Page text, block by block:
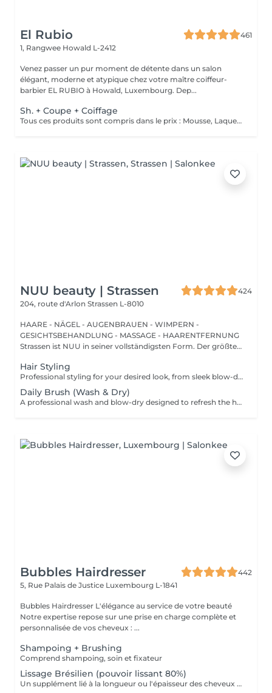
El Rubio
461
1, Rangwee Howald L-2412
Venez passer un pur moment de détente dans un salon
élégant, moderne et atypique chez votre maître coiffeur-
barbier EL RUBIO à Howald, Luxembourg. Dep...
Sh. + Coupe + Coiffage
Tous ces produits sont compris dans le prix : Mousse, Laque, Gel, Soin démêlant, Shampoing spécifique. Tous les produits que nous utilisons sont des produits de qualité professionnelle.
NUU beauty | Strassen
424
204, route d'Arlon Strassen L-8010
HAARE - NÄGEL - AUGENBRAUEN - WIMPERN -
GESICHTSBEHANDLUNG - MASSAGE - HAARENTFERNUNG
Strassen ist NUU in seiner vollständigsten Form. Der größte
Hair Styling
Professional styling for your desired look, from sleek blow-dries to curls or waves. We start with a gentle wash in our comfortable Maletti chair, followed by blow-drying, straightening, or tonging. What we use: Dyson Pro tools that protect hair from excessive heat for a sleek finish. La Biosthétique products offer holistic care with natural ingredients for nourished hair and scalp. Brushes are sanitised via Sibel equipment to remove buildup and reduce bacteria for top hygiene. Simple, Moderate, Complex This grading reflects your hair's individual characteristics, such as texture, density, and length and is assessed by your hairdresser at the start of your visit. Not sure which to choose? We recommend booking Complex. The price will be adjusted after your consultation. Note: This is not related to the difficulty of haircuts or timing.
Daily Brush (Wash & Dry)
A professional wash and blow-dry designed to refresh the hair and leave it clean, smooth, and naturally polished. The service includes hair washing and drying with a hair dryer, creating a soft, effortless finish without structured styling. What we use: Dyson Pro tools that protect hair from excessive heat for a sleek finish. La Biosthétique products offer holistic care with natural ingredients for nourished hair and scalp. Brushes are sanitised via Sibel equipment to remove buildup and reduce bacteria for top hygiene. Simple, Moderate, Complex This grading reflects your hair's individual characteristics, such as texture, density, and length and is assessed by your hairdresser at the start of your visit. Not sure which to choose? We recommend booking Complex. The price will be adjusted after your consultation. Note: This is not related to the difficulty of haircuts or timing.
Bubbles Hairdresser
442
5, Rue Palais de Justice Luxembourg L-1841
Bubbles Hairdresser L'élégance au service de votre beauté
Notre expertise repose sur une prise en charge complète et
personnalisée de vos cheveux : ...
Shampoing + Brushing
Comprend shampoing, soin et fixateur
Lissage Brésilien (pouvoir lissant 80%)
Un supplément lié à la longueur ou l'épaisseur des cheveux (30€ à 500€) pourra s'ajouter au tarif du lissage brésilien. Un diagnostique gratuit sera systématiquement proposé en amont.»